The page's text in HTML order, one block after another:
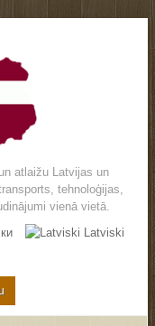
atlaižu Latvijas un
tehnoloģijas,
vienā vietā.
Latviski